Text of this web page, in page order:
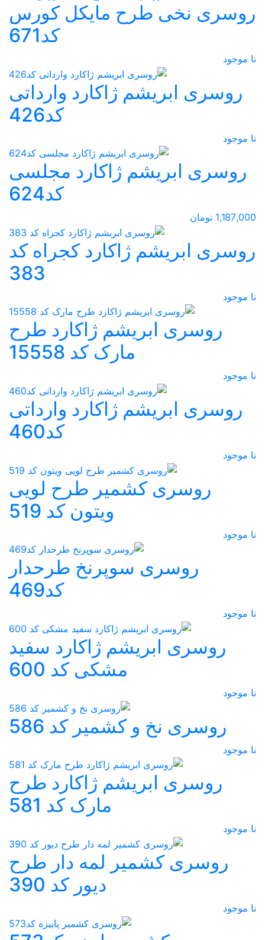
روسری نخی طرح مایکل کورس
کد671
نا موجود
روسری ابریشم ژاکارد وارداتی
کد426
نا موجود
روسری ابریشم ژاکارد مجلسی
کد624
1,187,000 تومان
روسری ابریشم ژاکارد کجراه کد
383
نا موجود
روسری ابریشم ژاکارد طرح
مارک کد 15558
نا موجود
روسری ابریشم ژاکارد وارداتی
کد460
نا موجود
روسری کشمیر طرح لویی
ویتون کد 519
نا موجود
روسری سوپرنخ طرحدار
کد469
نا موجود
روسری ابریشم ژاکارد سفید
مشکی کد 600
نا موجود
روسری نخ و کشمیر کد 586
نا موجود
روسری ابریشم ژاکارد طرح
مارک کد 581
نا موجود
روسری کشمیر لمه دار طرح
دیور کد 390
نا موجود